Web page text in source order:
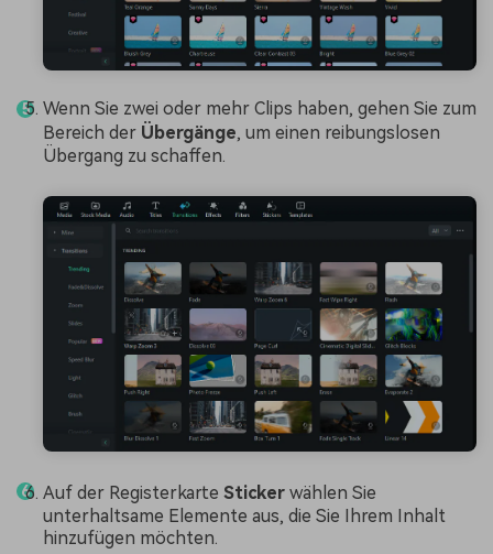
Wenn Sie zwei oder mehr Clips haben, gehen Sie zum
Bereich der Übergänge, um einen reibungslosen
Übergang zu schaffen.
Auf der Registerkarte Sticker wählen Sie
unterhaltsame Elemente aus, die Sie Ihrem Inhalt
hinzufügen möchten.